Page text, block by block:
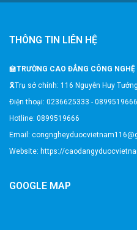
THÔNG TIN LIÊN HỆ
🏫TRƯỜNG CAO ĐẲNG CÔNG
🎗️Trụ sở chính: 116 Nguyễn Huy
Điện thoại: 0236625333 - 0899519666
Hotline: 0899519666
Email:
Website: https://
GOOGLE MAP